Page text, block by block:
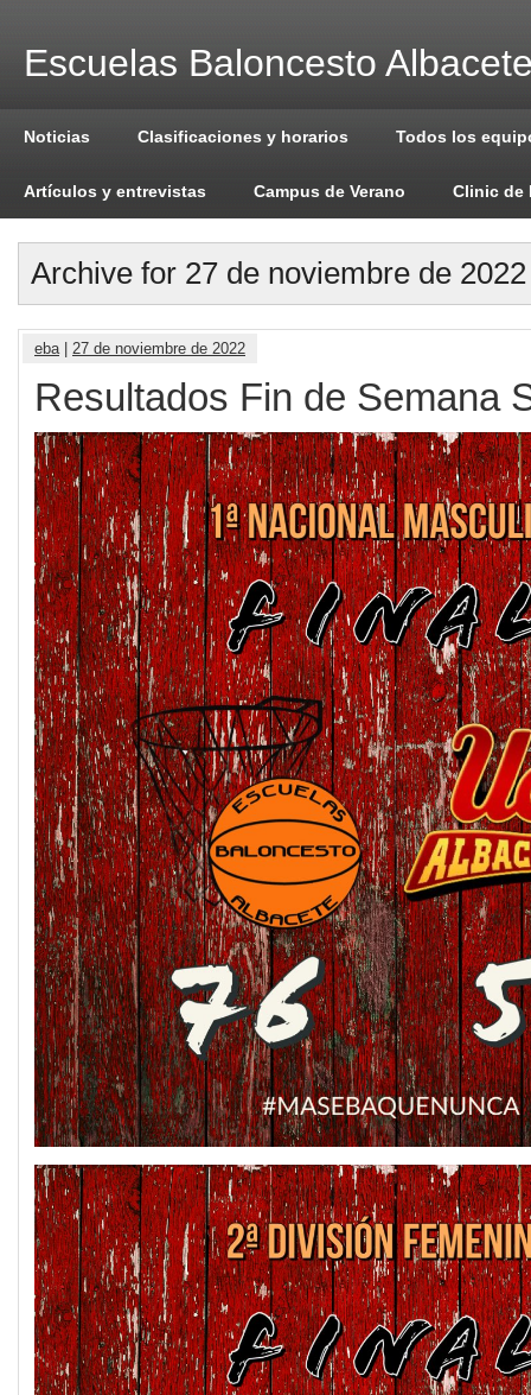
Escuelas Baloncesto
Noticias Clasificaciones y horarios Todos los
Artículos y entrevistas Campus de Verano Clinic de
Archive for 27 de noviembre de 2022
eba| 27 de noviembre de 2022
Resultados Fin de Semana